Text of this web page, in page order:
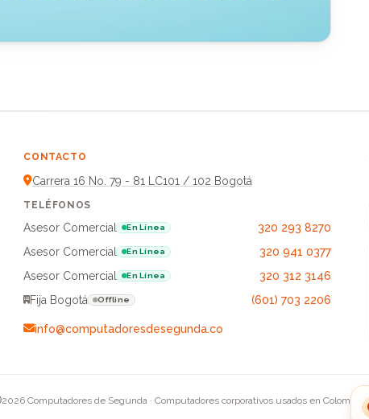
CONTACTO
Carrera 16 No. 79 - 81 LC101 / 102 Bogotá
TELÉFONOS
Asesor Comercial En Línea
320 293 8270
Asesor Comercial
En Línea
320 941 0377
Asesor Comercial
En Línea
320 312 3146
Fija Bogotá
Offline (601) 703 2206
info@computadoresdesegunda.co
2026 Computadores de Segunda · Computadores corporativos usados en Colombia